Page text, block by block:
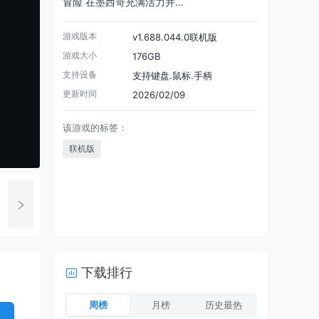
游戏版本 v1.688.044.0联机版
游戏大小 176GB
支持设备 支持键盘.鼠标.手柄
更新时间 2026/02/09
该游戏的标签：
联机版
下载排行
周榜 月榜 历史最热